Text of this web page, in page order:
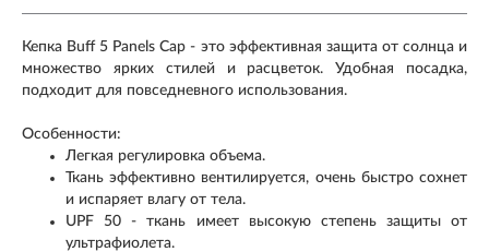
Кепка Buff 5 Panels Cap - это эффективная защита от солнца и
множество ярких стилей и расцветок. Удобная посадка,
подходит для повседневного использования.
Особенности:
Легкая регулировка объема.
Ткань эффективно вентилируется, очень быстро сохнет
и испаряет влагу от тела.
UPF 50 - ткань имеет высокую степень защиты от
ультрафиолета.